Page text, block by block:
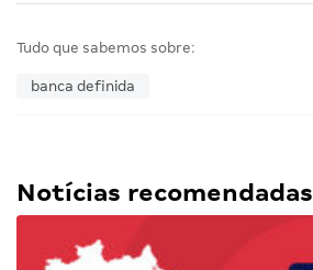
Tudo que sabemos sobre:
banca definida
Notícias recomendadas